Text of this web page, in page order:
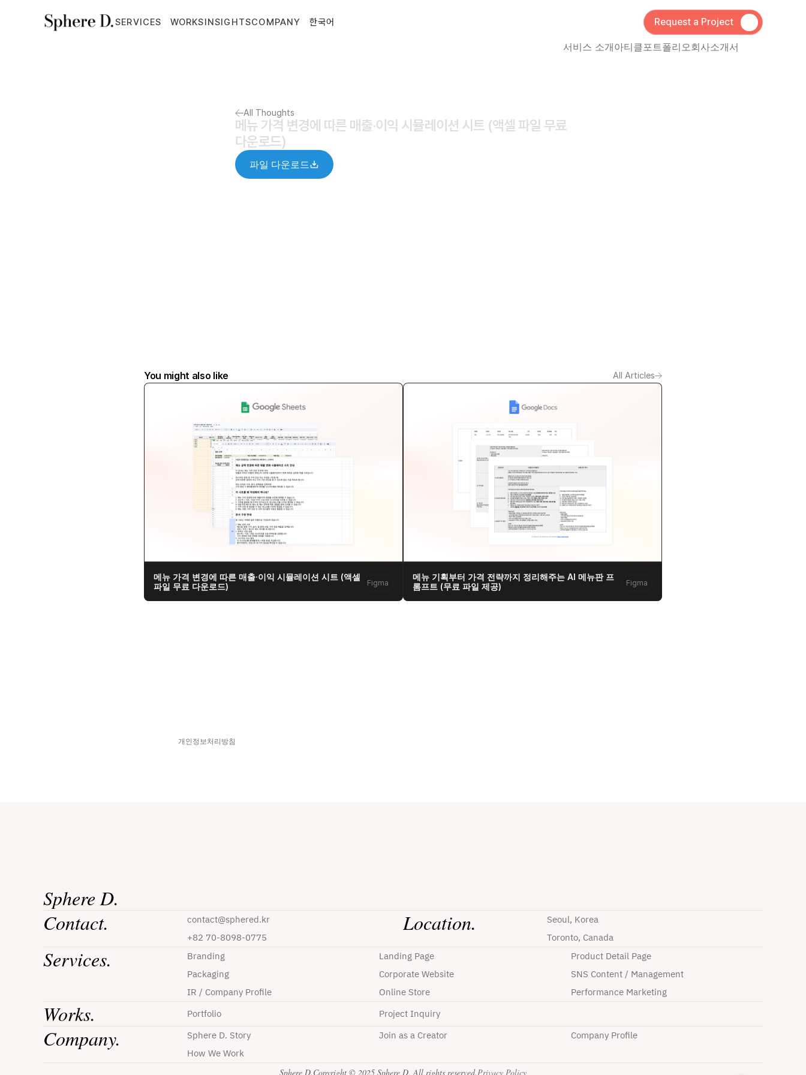
SERVICES WORKSINSIGHTSCOMPANY 한국어 Request a Project
서비스 소개아티클포트폴리오회사소개서
All Thoughts
메뉴 가격 변경에 따른 매출·이익 시뮬레이션 시트 (액셀 파일 무료
다운로드)
파일 다운로드
You might also like All Articles
메뉴 가격 변경에 따른 매출·이익 시뮬레이션 시트 (액셀
파일 무료 다운로드)
Figma
메뉴 기획부터 가격 전략까지 정리해주는 AI 메뉴판 프
롬프트 (무료 파일 제공)
Figma
개인정보처리방침
Sphere D.
Contact.
contact@sphered.kr
+82 70-8098-0775
Location.
Seoul, Korea
Toronto, Canada
Services.
Branding
Packaging
IR / Company Profile
Landing Page
Corporate Website
Online Store
Product Detail Page
SNS Content / Management
Performance Marketing
Works. Portfolio Project Inquiry
Company.
Sphere D. Story
How We Work
Join as a Creator Company Profile
Sphere D.Copyright © 2025 Sphere D. All rights reserved.Privacy Policy